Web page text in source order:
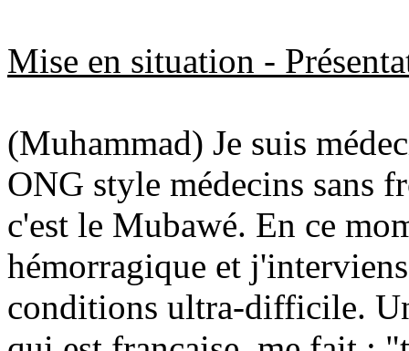
Mise en situation -
(Muhammad) Je suis
ONG style médecins sans
c'est le Mubawé. En ce
hémorragique et
conditions ultra-difficile.